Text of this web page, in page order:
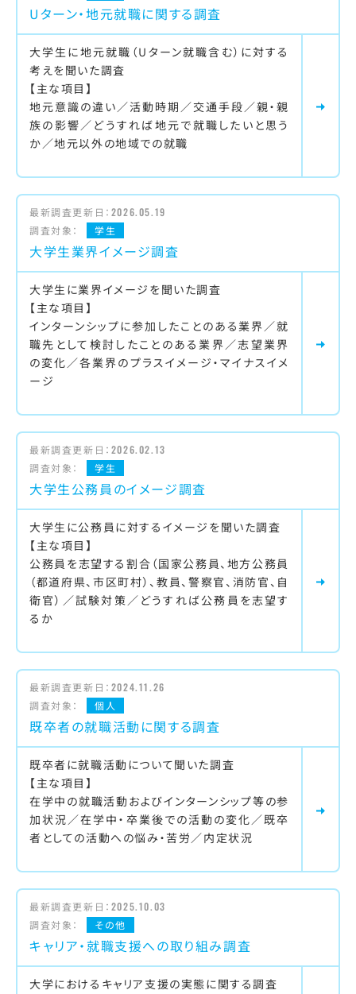
Uターン・地元就職に関する調査
大学生に地元就職（Uターン就職含む）に対する
考えを聞いた調査
【主な項目】
地元意識の違い／活動時期／交通手段／親・親
族の影響／どうすれば地元で就職したいと思う
か／地元以外の地域での就職
最新調査更新日： 2026.05.19
調査対象：
学生
大学生業界イメージ調査
大学生に業界イメージを聞いた調査
【主な項目】
インターンシップに参加したことのある業界／就
職先として検討したことのある業界／志望業界
の変化／各業界のプラスイメージ・マイナスイメ
ージ
最新調査更新日： 2026.02.13
調査対象：
学生
大学生公務員のイメージ調査
大学生に公務員に対するイメージを聞いた調査
【主な項目】
公務員を志望する割合（国家公務員、地方公務員
（都道府県、市区町村）、教員、警察官、消防官、自
衛官）／試験対策／どうすれば公務員を志望す
るか
最新調査更新日： 2024.11.26
調査対象：
個人
既卒者の就職活動に関する調査
既卒者に就職活動について聞いた調査
【主な項目】
在学中の就職活動およびインターンシップ等の参
加状況／在学中・卒業後での活動の変化／既卒
者としての活動への悩み・苦労／内定状況
最新調査更新日： 2025.10.03
調査対象：
その他
キャリア・就職支援への取り組み調査
大学におけるキャリア支援の実態に関する調査